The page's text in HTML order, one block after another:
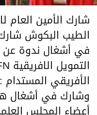
شارك الأمين العام
في أشغال ندوة عن
الأفريقي
وشارك في أشغال